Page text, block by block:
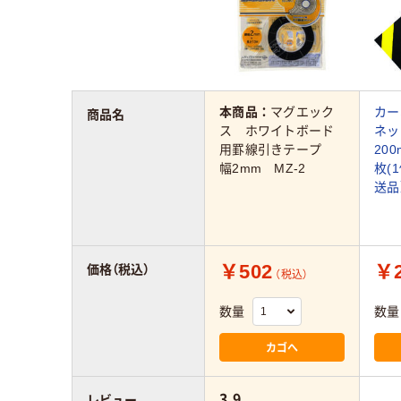
本商品： マグエック
ス ホワイトボード
用罫線引きテープ
幅2mm MZ-2
カ
ネ
枚(1
送品
￥502 （税込）
数量
カゴへ
￥
数量
商品名
価格（税込）